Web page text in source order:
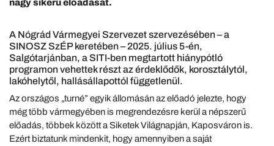
nagy sikerű előadását.
A Nógrád Vármegyei Szervezet szervezésében – a
SINOSZ SzÉP keretében – 2025. július 5-én,
Salgótarjánban, a SITI-ben megtartott hiánypótló
programon vehettek részt az érdeklődők, korosztálytól,
lakóhelytől, hallásállapottól függetlenül.
Az országos „turné” egyik állomásán az előadó jelezte, hogy
még több vármegyében is megrendezésre kerül a népszerű
előadás, többek között a Siketek Világnapján, Kaposváron is.
Ezért biztatunk mindenkit, hogy amennyiben a saját